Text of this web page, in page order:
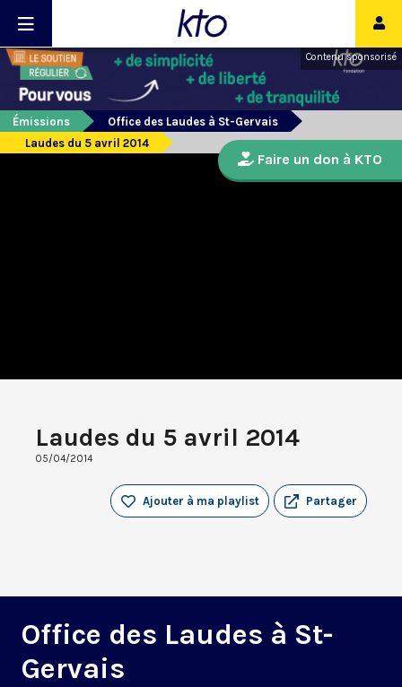
Contenu sponsorisé
Émissions
Office des Laudes à St-Gervais
Laudes du 5 avril 2014
Laudes du 5 avril 2014
05/04/2014
Partager
Ajouter à ma playlist
Office des Laudes à St-
Gervais
Faire un don à KTO